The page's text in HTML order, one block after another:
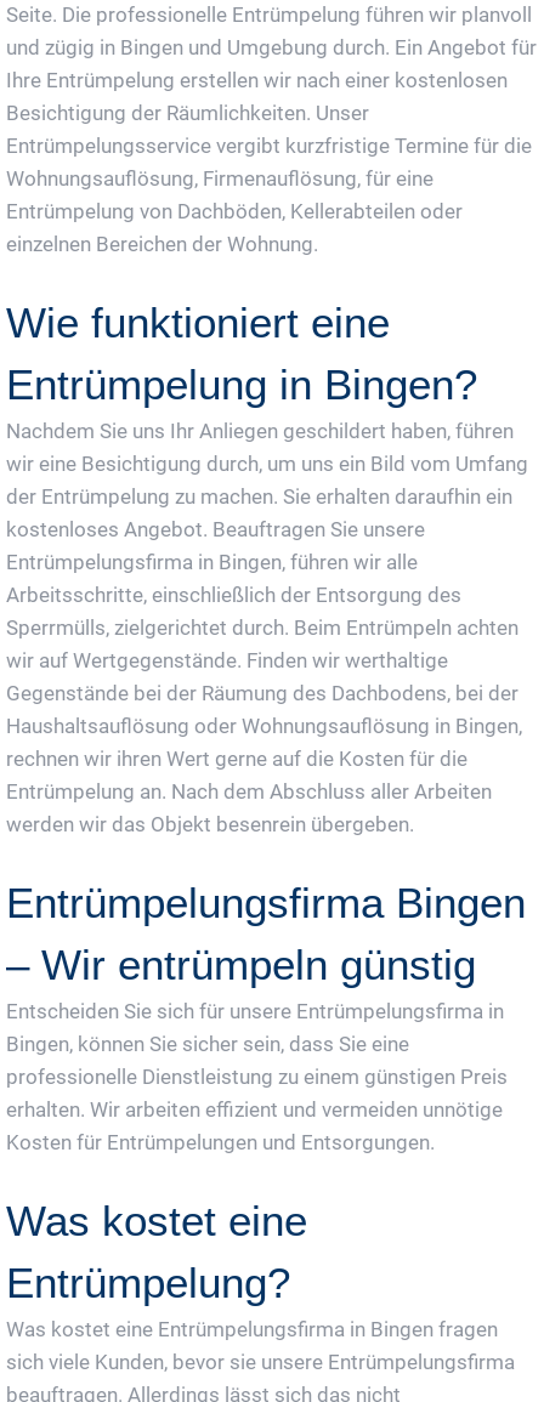
Seite. Die professionelle Entrümpelung führen wir planvoll
und zügig in Bingen und Umgebung durch. Ein Angebot für
Ihre Entrümpelung erstellen wir nach einer kostenlosen
Besichtigung der Räumlichkeiten. Unser
Entrümpelungsservice vergibt kurzfristige Termine für die
Wohnungsauflösung, Firmenauflösung, für eine
Entrümpelung von Dachböden, Kellerabteilen oder
einzelnen Bereichen der Wohnung.
Wie funktioniert eine
Entrümpelung in Bingen?
Nachdem Sie uns Ihr Anliegen geschildert haben, führen
wir eine Besichtigung durch, um uns ein Bild vom Umfang
der Entrümpelung zu machen. Sie erhalten daraufhin ein
kostenloses Angebot. Beauftragen Sie unsere
Entrümpelungsfirma in Bingen, führen wir alle
Arbeitsschritte, einschließlich der Entsorgung des
Sperrmülls, zielgerichtet durch. Beim Entrümpeln achten
wir auf Wertgegenstände. Finden wir werthaltige
Gegenstände bei der Räumung des Dachbodens, bei der
Haushaltsauflösung oder Wohnungsauflösung in Bingen,
rechnen wir ihren Wert gerne auf die Kosten für die
Entrümpelung an. Nach dem Abschluss aller Arbeiten
werden wir das Objekt besenrein übergeben.
Entrümpelungsfirma Bingen
– Wir entrümpeln günstig
Entscheiden Sie sich für unsere Entrümpelungsfirma in
Bingen, können Sie sicher sein, dass Sie eine
professionelle Dienstleistung zu einem günstigen Preis
erhalten. Wir arbeiten effizient und vermeiden unnötige
Kosten für Entrümpelungen und Entsorgungen.
Was kostet eine
Entrümpelung?
Was kostet eine Entrümpelungsfirma in Bingen fragen
sich viele Kunden, bevor sie unsere Entrümpelungsfirma
beauftragen. Allerdings lässt sich das nicht